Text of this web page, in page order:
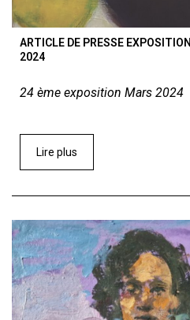
ARTICLE DE PRESSE
2024
24 ème exposition Mars 2024
Lire plus